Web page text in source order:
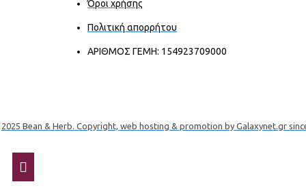
Όροι χρήσης
Πολιτική απορρήτου
ΑΡΙΘΜΟΣ ΓΕΜΗ: 154923709000
2025 Bean & Herb. Copyright, web hosting & promotion by Galaxynet.gr